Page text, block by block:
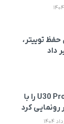
توییتر،
داد
شرکت ZTE روتر 5G مدل U30 Pro را با
کرد